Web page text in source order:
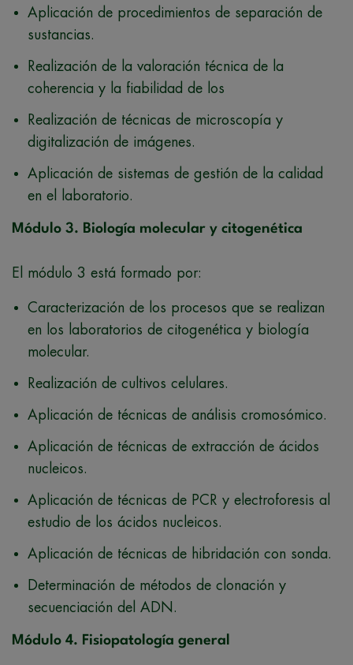
Aplicación de procedimientos de separación de
sustancias.
Realización de la valoración técnica de la
coherencia y la fiabilidad de los
Realización de técnicas de microscopía y
digitalización de imágenes.
Aplicación de sistemas de gestión de la calidad
en el laboratorio.
Módulo 3. Biología molecular y citogenética
El módulo 3 está formado por:
Caracterización de los procesos que se realizan
en los laboratorios de citogenética y biología
molecular.
Realización de cultivos celulares.
Aplicación de técnicas de análisis cromosómico.
Aplicación de técnicas de extracción de ácidos
nucleicos.
Aplicación de técnicas de PCR y electroforesis al
estudio de los ácidos nucleicos.
Aplicación de técnicas de hibridación con sonda.
Determinación de métodos de clonación y
secuenciación del ADN.
Módulo 4. Fisiopatología general